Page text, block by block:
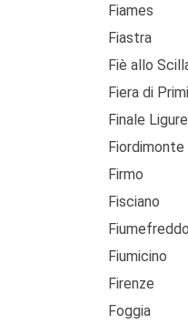
Fiames
Fiastra
Fiè allo
Fiera di
Finale Ligure
Fiordimonte
Firmo
Fisciano
Fiumefreddo
Fiumicino
Firenze
Foggia